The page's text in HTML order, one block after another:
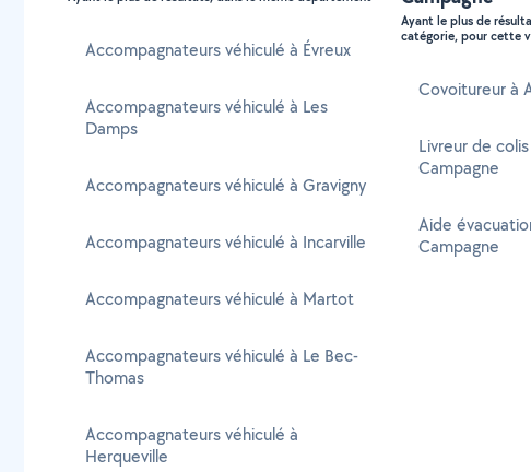
Accompagnateurs véhiculé à Évreux
Accompagnateurs véhiculé à Les
Damps
Accompagnateurs véhiculé à Gravigny
Accompagnateurs véhiculé à Incarville
Accompagnateurs véhiculé à Martot
Accompagnateurs véhiculé à Le Bec-
Thomas
Accompagnateurs véhiculé à
Herqueville
Ayant le plus de
catégorie, pour cette
Covoitureur à
Livreur de
Campagne
Aide
Campagne